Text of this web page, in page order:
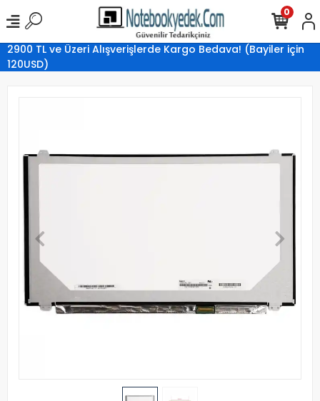
2900 TL ve Üzeri Alışverişlerde Kargo Bedava! (Bayiler için
120USD)
0